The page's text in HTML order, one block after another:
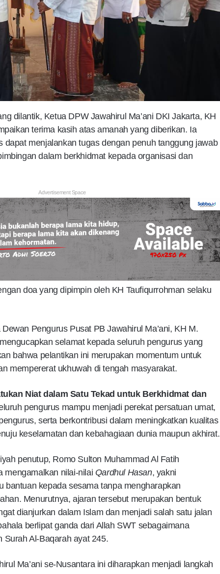
dilantik, Ketua DPW Jawahirul Ma’ani DKI Jakarta, KH
terima kasih atas amanah yang diberikan. Ia
dapat menjalankan tugas dengan penuh tanggung jawab
dalam berkhidmat kepada organisasi dan
Advertisement Space
doa yang dipimpin oleh KH Taufiqurrohman selaku
Pengurus Pusat PB Jawahirul Ma’ani, KH M.
selamat kepada seluruh pengurus yang
bahwa pelantikan ini merupakan momentum untuk
mempererat ukhuwah di tengah masyarakat.
Niat dalam Satu Tekad untuk Berkhidmat dan
pengurus mampu menjadi perekat persatuan umat,
serta berkontribusi dalam meningkatkan kualitas
keselamatan dan kebahagiaan dunia maupun akhirat.
penutup, Romo Sulton Muhammad Al Fatih
mengamalkan nilai-nilai Qardhul Hasan, yakni
bantuan kepada sesama tanpa mengharapkan
Menurutnya, ajaran tersebut merupakan bentuk
dianjurkan dalam Islam dan menjadi salah satu jalan
berlipat ganda dari Allah SWT sebagaimana
Surah Al-Baqarah ayat 245.
Ma’ani se-Nusantara ini diharapkan menjadi langkah